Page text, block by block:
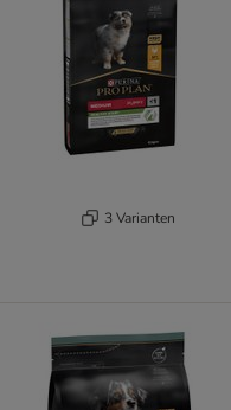
3 Varianten